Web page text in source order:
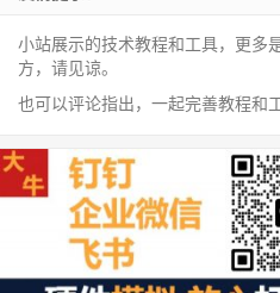
小站展示的技术教程和工具，更多
方，请见谅。
也可以评论指出，一起完善教程和